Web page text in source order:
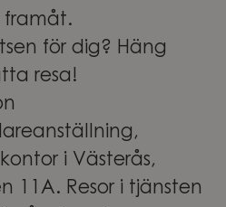
framåt.
för dig? Häng
resa!
i Västerås,
11A. Resor i tjänsten